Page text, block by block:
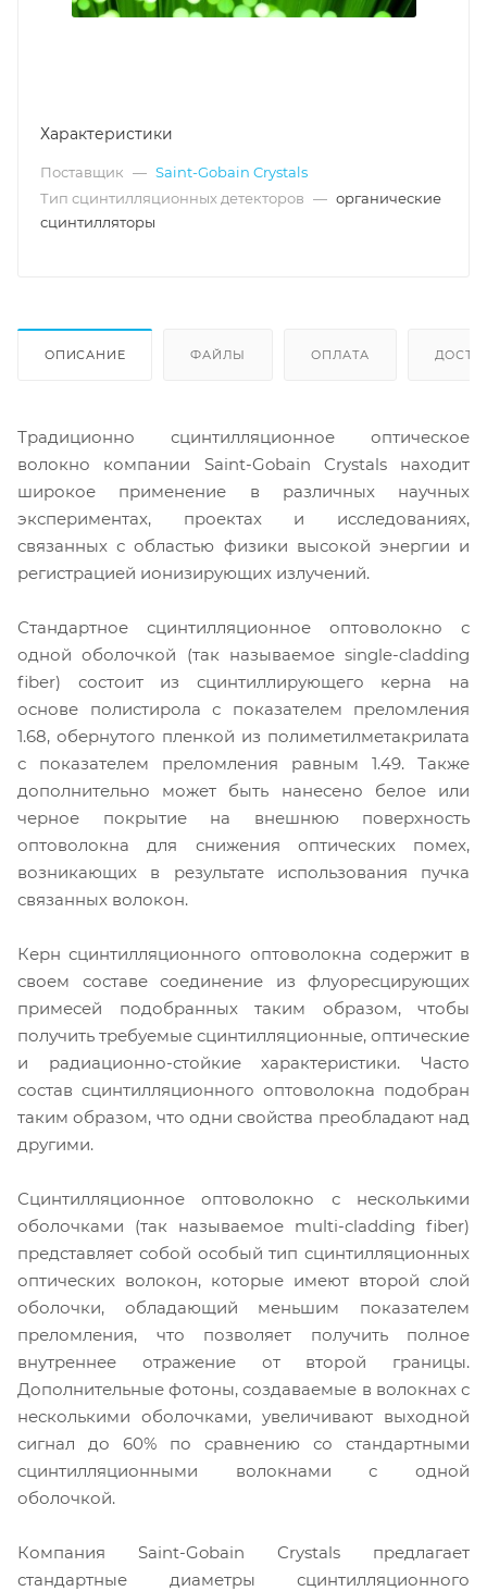
Характеристики
Поставщик — Saint-Gobain Crystals
Тип сцинтилляционных детекторов — органические
сцинтилляторы
ОПИСАНИЕ ФАЙЛЫ ОПЛАТА
Традиционно сцинтилляционное оптическое
волокно компании Saint-Gobain Crystals находит
широкое применение в различных научных
экспериментах, проектах и исследованиях,
связанных с областью физики высокой энергии и
регистрацией ионизирующих излучений.
Стандартное сцинтилляционное оптоволокно с
одной оболочкой (так называемое single-cladding
fiber) состоит из сцинтиллирующего керна на
основе полистирола с показателем преломления
1.68, обернутого пленкой из полиметилметакрилата
с показателем преломления равным 1.49. Также
дополнительно может быть нанесено белое или
черное покрытие на внешнюю поверхность
оптоволокна для снижения оптических помех,
возникающих в результате использования пучка
связанных волокон.
Керн сцинтилляционного оптоволокна содержит в
своем составе соединение из флуоресцирующих
примесей подобранных таким образом, чтобы
получить требуемые сцинтилляционные, оптические
и радиационно-стойкие характеристики. Часто
состав сцинтилляционного оптоволокна подобран
таким образом, что одни свойства преобладают над
другими.
Сцинтилляционное оптоволокно с несколькими
оболочками (так называемое multi-cladding fiber)
представляет собой особый тип сцинтилляционных
оптических волокон, которые имеют второй слой
оболочки, обладающий меньшим показателем
преломления, что позволяет получить полное
внутреннее отражение от второй границы.
Дополнительные фотоны, создаваемые в волокнах с
несколькими оболочками, увеличивают выходной
сигнал до 60% по сравнению со стандартными
сцинтилляционными волокнами с одной
оболочкой.
Компания Saint-Gobain Crystals предлагает
стандартные диаметры сцинтилляционного